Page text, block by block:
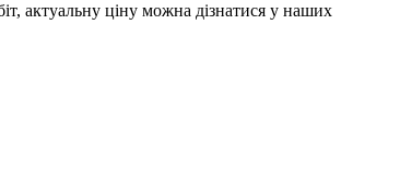
актуальну ціну можна дізнатися у наших